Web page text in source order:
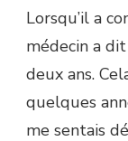
Lorsqu’il a
médecin a
deux ans.
quelques
me sentais